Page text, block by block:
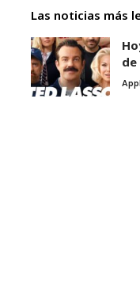
Las noticias más
de